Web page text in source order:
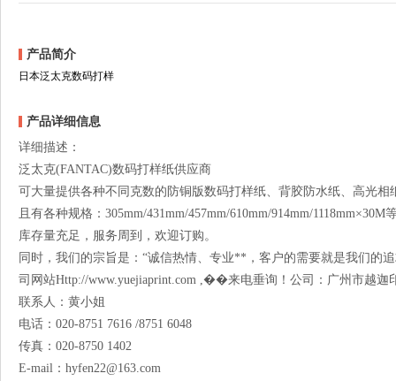
产品简介
日本泛太克数码打样
产品详细信息
详细描述：
泛太克(FANTAC)数码打样纸供应商
可大量提供各种不同克数的防铜版数码打样纸、背胶防水纸、高光相
且有各种规格：305mm/431mm/457mm/610mm/914mm/1118mm×30M
库存量充足，服务周到，欢迎订购。
同时，我们的宗旨是：“诚信热情、专业**，客户的需要就是我们的
司网站Http://www.yuejiaprint.com ,��来电垂询！公司：广州市越迦
联系人：黄小姐
电话：020-8751 7616 /8751 6048
传真：020-8750 1402
E-mail：hyfen22@163.com